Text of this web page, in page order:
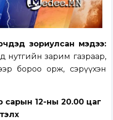
зориулсан мэдээ:
нутгийн зарим газраар,
бороо орж, сэрүүхэн
сарын 12-ны 20.00 цаг